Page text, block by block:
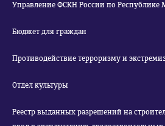
Управление ФСКН России по Республике
Бюджет для граждан
Противодействие терроризму и
Отдел культуры
Реестр выданных разрешений на